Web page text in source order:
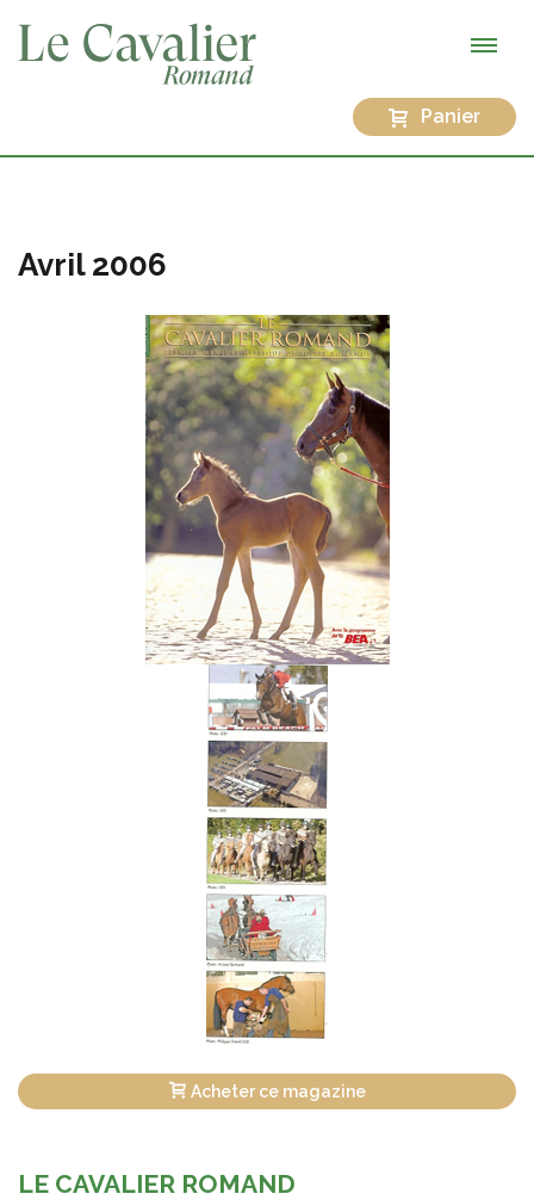
Panier
Avril 2006
Acheter ce magazine
LE CAVALIER ROMAND